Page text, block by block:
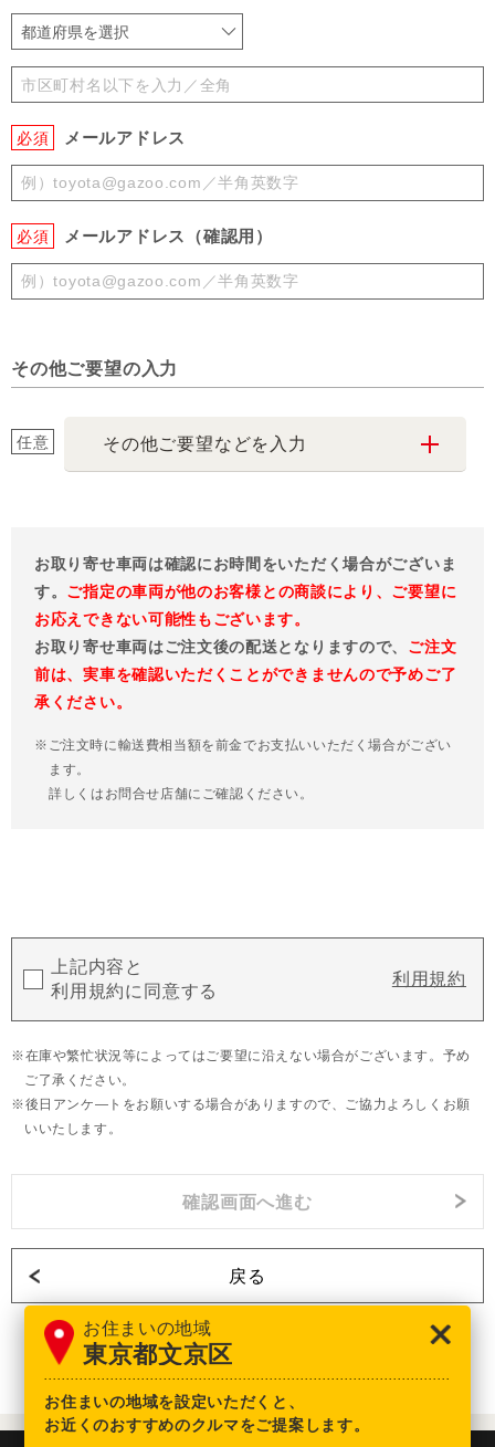
都道府県を選択
必須 メールアドレス
必須 メールアドレス（確認用）
その他ご要望の入力
任意 その他ご要望などを入力
お取り寄せ車両は確認にお時間をいただく場合がございま
す。 ご指定の車両が他のお客様との商談により、ご要望に
お応えできない可能性もございます。
お取り寄せ車両はご注文後の配送となりますので、 ご注文
前は、実車を確認いただくことができませんので予めご了
承ください。
※ご注文時に輸送費相当額を前金でお支払いいただく場合がござい
ます。
詳しくはお問合せ店舗にご確認ください。
上記内容と
利用規約に同意する
利用規約
在庫や繁忙状況等によってはご要望に沿えない場合がございます。予め
ご了承ください。
後日アンケ―トをお願いする場合がありますので、ご協力よろしくお願
いいたします。
戻る
お住まいの地域
東京都文京区
お住まいの地域を設定いただくと、
お近くのおすすめのクルマをご提案します。